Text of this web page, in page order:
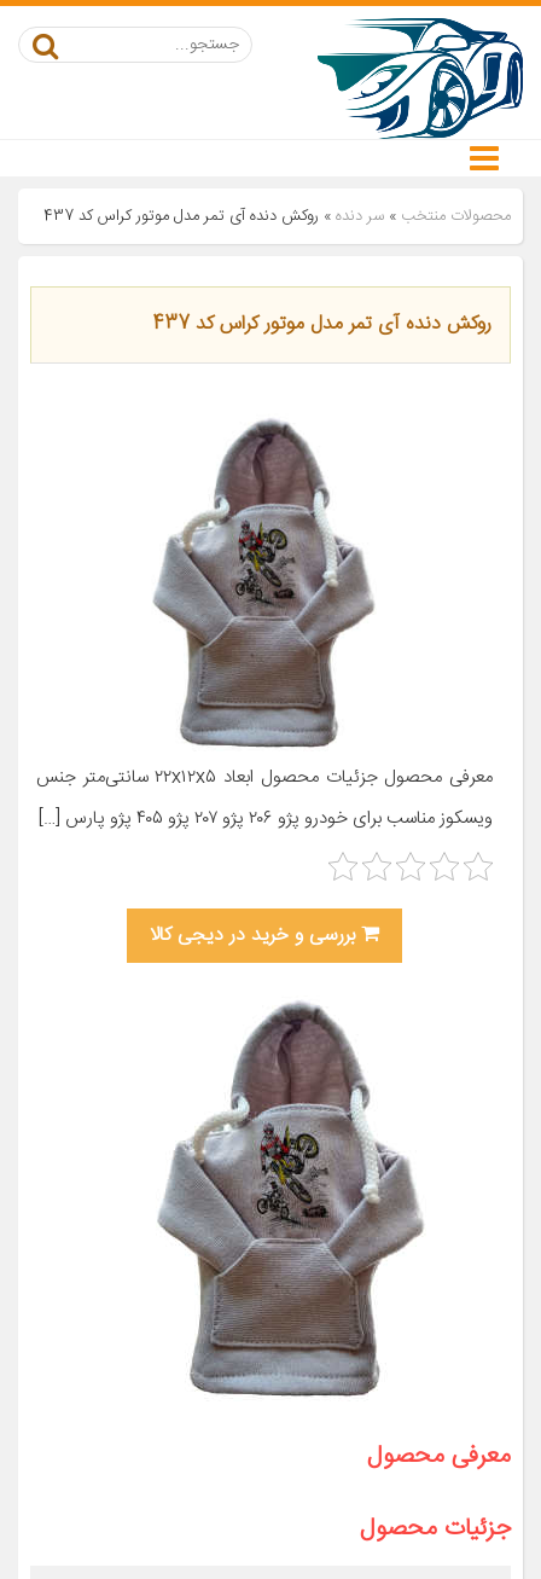
محصولات منتخب » سر دنده» روکش دنده آی تمر مدل موتور کراس کد 437
روکش دنده آی تمر مدل موتور کراس کد 437
معرفی محصول جزئیات محصول ابعاد ۲۲x۱۲x۵ سانتی‌متر جنس
ویسکوز مناسب برای خودرو پژو ۲۰۶ پژو ۲۰۷ پژو ۴۰۵ پژو پارس […]
بررسی و خرید در دیجی کالا
معرفی محصول
جزئیات محصول